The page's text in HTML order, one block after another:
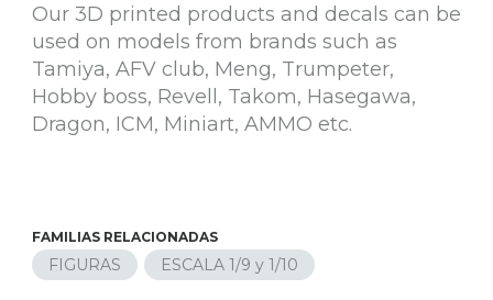
Our 3D printed products and decals can be
used on models from brands such as
Tamiya, AFV club, Meng, Trumpeter,
Hobby boss, Revell, Takom, Hasegawa,
Dragon, ICM, Miniart, AMMO etc.
FAMILIAS RELACIONADAS
FIGURAS ESCALA 1/9 y 1/10